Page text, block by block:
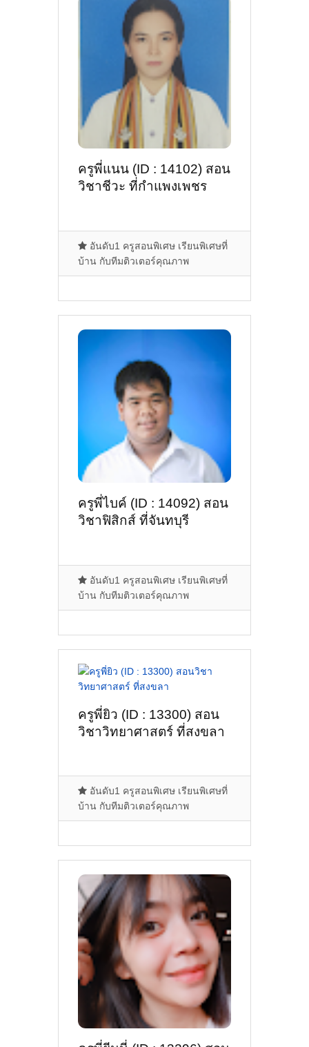
ครูพี่แนน (ID : 14102) สอน
วิชาชีวะ ที่กำแพงเพชร
อันดับ1 ครูสอนพิเศษ เรียนพิเศษที่
บ้าน กับทีมติวเตอร์คุณภาพ
ครูพี่ไบค์ (ID : 14092) สอน
วิชาฟิสิกส์ ที่จันทบุรี
อันดับ1 ครูสอนพิเศษ เรียนพิเศษที่
บ้าน กับทีมติวเตอร์คุณภาพ
ครูพี่ยิว (ID : 13300) สอน
วิชาวิทยาศาสตร์ ที่สงขลา
อันดับ1 ครูสอนพิเศษ เรียนพิเศษที่
บ้าน กับทีมติวเตอร์คุณภาพ